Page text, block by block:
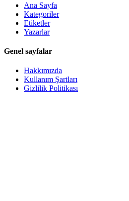
Ana Sayfa
Kategoriler
Etiketler
Yazarlar
Genel sayfalar
Hakkımızda
Kullanım Şartları
Gizlilik Politikası